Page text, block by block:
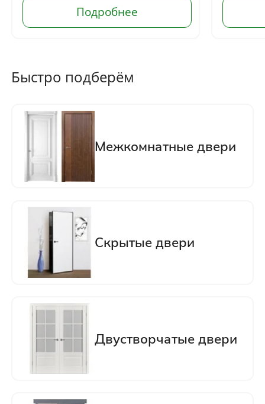
Быстро подберём
Отправить
Нажимая кнопку «Отправить», Вы